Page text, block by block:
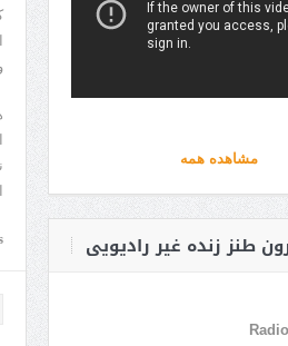
مشاهده همه
طنز زنده غیر رادیویی